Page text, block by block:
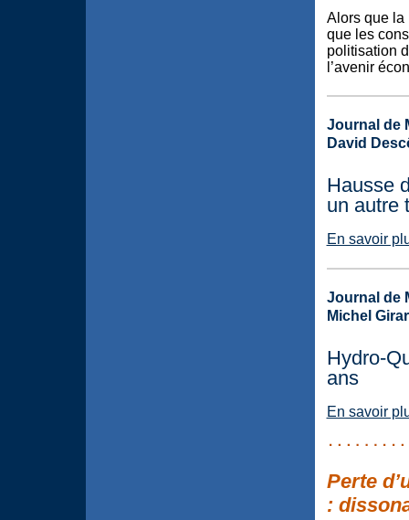
Alors que la
que les
politisation
l’avenir
Journal de
David
Hausse
un autre
En savoir
Journal de
Michel
Hydro-
ans
En savoir
Perte
: